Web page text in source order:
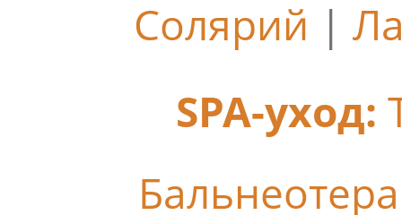
Солярий |
SPA-уход: